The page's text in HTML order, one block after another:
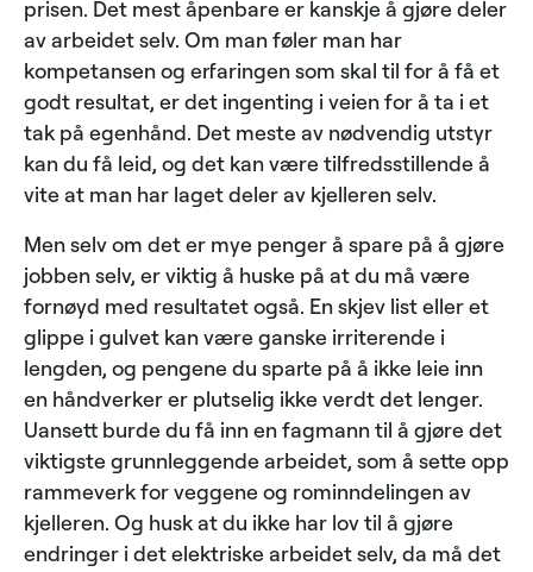
prisen. Det mest åpenbare er kanskje å gjøre deler
av arbeidet selv. Om man føler man har
kompetansen og erfaringen som skal til for å få et
godt resultat, er det ingenting i veien for å ta i et
tak på egenhånd. Det meste av nødvendig utstyr
kan du få leid, og det kan være tilfredsstillende å
vite at man har laget deler av kjelleren selv.
Men selv om det er mye penger å spare på å gjøre
jobben selv, er viktig å huske på at du må være
fornøyd med resultatet også. En skjev list eller et
glippe i gulvet kan være ganske irriterende i
lengden, og pengene du sparte på å ikke leie inn
en håndverker er plutselig ikke verdt det lenger.
Uansett burde du få inn en fagmann til å gjøre det
viktigste grunnleggende arbeidet, som å sette opp
rammeverk for veggene og rominndelingen av
kjelleren. Og husk at du ikke har lov til å gjøre
endringer i det elektriske arbeidet selv, da må det